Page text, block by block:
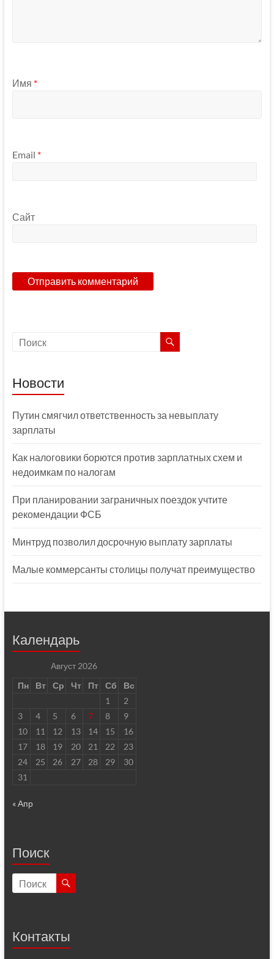
Имя *
Email *
Сайт
Новости
Путин смягчил ответственность за невыплату
зарплаты
Как налоговики борются против зарплатных схем и
недоимкам по налогам
При планировании заграничных поездок учтите
рекомендации ФСБ
Минтруд позволил досрочную выплату зарплаты
Малые коммерсанты столицы получат преимущество
Календарь
Август 2026
Пн
Вт Ср Чт Пт Сб
Вс
1
2
3
4 5 6 7 8
9
10
11 12 13 14 15
16
17
18 19 20 21 22
23
24
25 26 27 28 29
30
31
« Апр
Поиск
Контакты